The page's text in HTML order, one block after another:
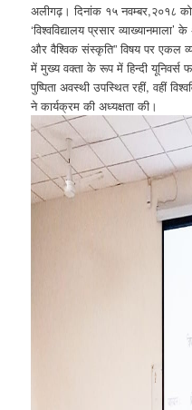
अलीगढ़। दिनांक १५ नवम्बर,२०१८
‘विश्वविद्यालय प्रसार
और वैश्विक संस्कृति” विषय पर एकल
में मुख्य वक्ता के रूप में हिन्दी
पुष्पिता अवस्थी उपस्थित रहीं, वहीं
ने कार्यक्रम की अध्यक्षता की।